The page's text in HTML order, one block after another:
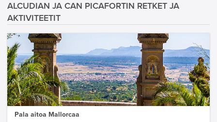
ALCUDIAN JA CAN PICAFORTIN RETKET JA
AKTIVITEETIT
Pala aitoa Mallorcaa